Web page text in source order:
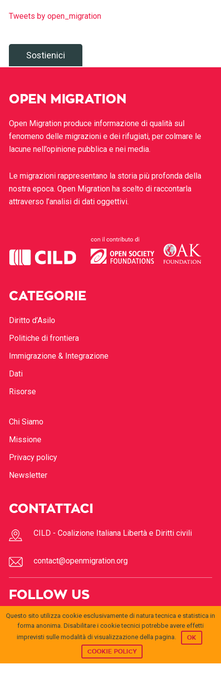
Tweets by open_migration
Sostienici
OPEN MIGRATION
Open Migration produce informazione di qualità sul
fenomeno delle migrazioni e dei rifugiati, per colmare le
lacune nell’opinione pubblica e nei media.
Le migrazioni rappresentano la storia più profonda della
nostra epoca. Open Migration ha scelto di raccontarla
attraverso l’analisi di dati oggettivi.
CATEGORIE
Diritto d’Asilo
Politiche di frontiera
Immigrazione & Integrazione
Dati
Risorse
Chi Siamo
Missione
Privacy policy
Newsletter
CONTATTACI
CILD - Coalizione Italiana Libertà e Diritti civili
contact@openmigration.org
FOLLOW US
Questo sito utilizza cookie esclusivamente di natura tecnica e statistica in
forma anonima. Disabilitare i cookie tecnici potrebbe avere effetti
imprevisti sulle modalità di visualizzazione della pagina.
OK
COOKIE POLICY